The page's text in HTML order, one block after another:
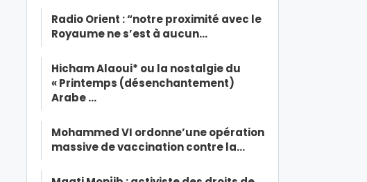
Radio Orient : “notre proximité avec le
Royaume ne s’est à aucun…
Hicham Alaoui* ou la nostalgie du
« Printemps (désenchantement)
Arabe …
Mohammed VI ordonne’une opération
massive de vaccination contre la…